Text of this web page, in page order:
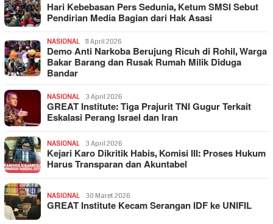
Hari Kebebasan Pers Sedunia, Ketum SMSI Sebut
Pendirian Media Bagian dari Hak Asasi
NASIONAL 11 April 2026
Demo Anti Narkoba Berujung Ricuh di Rohil, Warga
Bakar Barang dan Rusak Rumah Milik Diduga
Bandar
NASIONAL 3 April 2026
GREAT Institute: Tiga Prajurit TNI Gugur Terkait
Eskalasi Perang Israel dan Iran
NASIONAL 3 April 2026
Kejari Karo Dikritik Habis, Komisi III: Proses Hukum
Harus Transparan dan Akuntabel
NASIONAL 30 Maret 2026
GREAT Institute Kecam Serangan IDF ke UNIFIL